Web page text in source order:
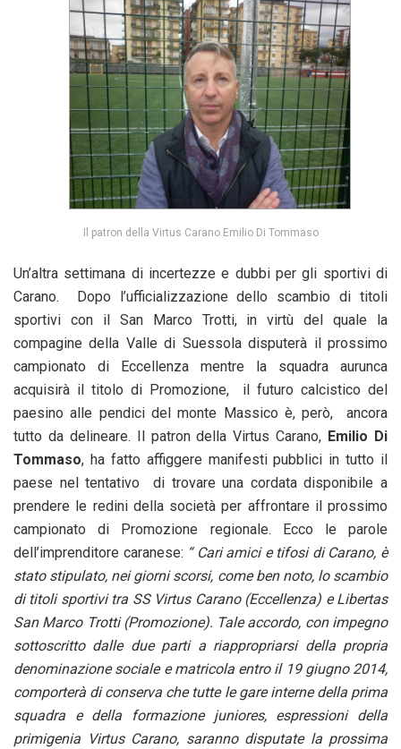
Il patron della Virtus Carano Emilio Di Tommaso
Un’altra settimana di incertezze e dubbi per gli sportivi di
Carano. Dopo l’ufficializzazione dello scambio di titoli
sportivi con il San Marco Trotti, in virtù del quale la
compagine della Valle di Suessola disputerà il prossimo
campionato di Eccellenza mentre la squadra aurunca
acquisirà il titolo di Promozione, il futuro calcistico del
paesino alle pendici del monte Massico è, però, ancora
tutto da delineare. Il patron della Virtus Carano, Emilio Di
Tommaso, ha fatto affiggere manifesti pubblici in tutto il
paese nel tentativo di trovare una cordata disponibile a
prendere le redini della società per affrontare il prossimo
campionato di Promozione regionale. Ecco le parole
dell’imprenditore caranese: “ Cari amici e tifosi di Carano, è
stato stipulato, nei giorni scorsi, come ben noto, lo scambio
di titoli sportivi tra SS Virtus Carano (Eccellenza) e Libertas
San Marco Trotti (Promozione). Tale accordo, con impegno
sottoscritto dalle due parti a riappropriarsi della propria
denominazione sociale e matricola entro il 19 giugno 2014,
comporterà di conserva che tutte le gare interne della prima
squadra e della formazione juniores, espressioni della
primigenia Virtus Carano, saranno disputate la prossima